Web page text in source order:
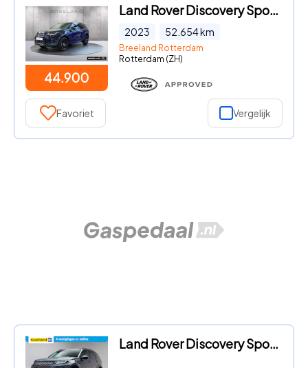
44.900
Land Rover Discovery Sport - P300e R-Dynamic SE | Panoramadak | Trekhaak
2023 52.654km
Breeland Rotterdam
Rotterdam (ZH)
Favoriet Vergelijk
Land Rover Discovery Sport - 1.5 P300E PHEV S 4WD [ Leder 360°-camera Trekhaak LED ]